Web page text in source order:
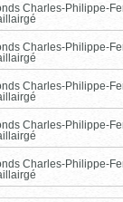
Charles-Philippe-
Charles-Philippe-
Charles-Philippe-
Charles-Philippe-
Charles-Philippe-